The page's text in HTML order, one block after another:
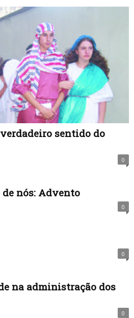
sentido do
0
nós: Advento
0
0
na administração dos
0